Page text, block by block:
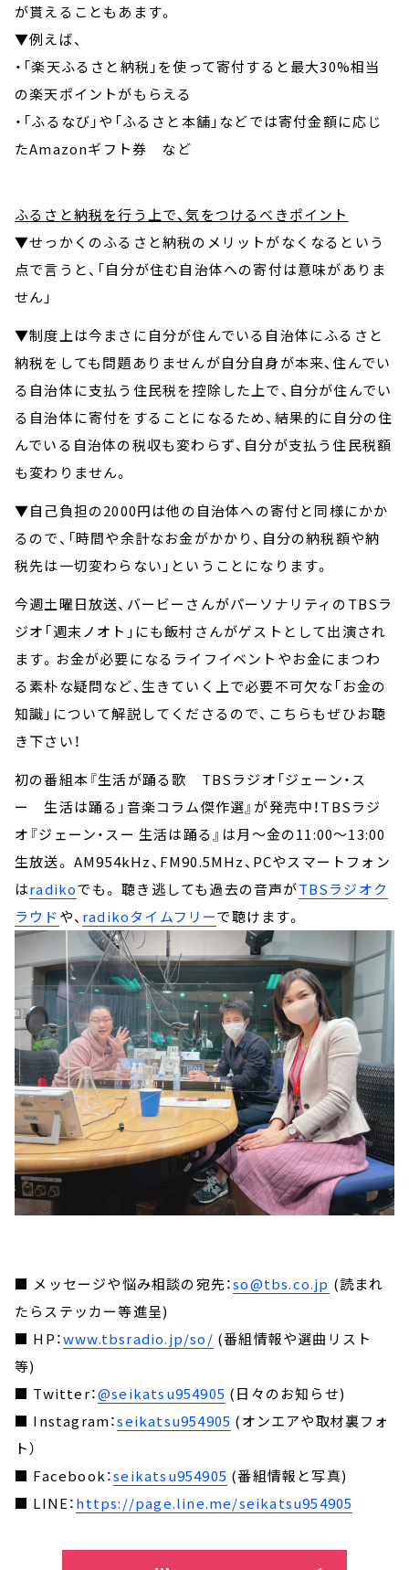
が貰えることもあます。
▼例えば、
・「楽天ふるさと納税」を使って寄付すると最大30%相当
の楽天ポイントがもらえる
・「ふるなび」や「ふるさと本舗」などでは寄付金額に応じ
たAmazonギフト券 など
ふるさと納税を行う上で、気をつけるべきポイント
▼せっかくのふるさと納税のメリットがなくなるという
点で言うと、「自分が住む自治体への寄付は意味がありま
せん」
▼制度上は今まさに自分が住んでいる自治体にふるさと
納税をしても問題ありませんが自分自身が本来、住んでい
る自治体に支払う住民税を控除した上で、自分が住んでい
る自治体に寄付をすることになるため、結果的に自分の住
んでいる自治体の税収も変わらず、自分が支払う住民税額
も変わりません。
▼自己負担の2000円は他の自治体への寄付と同様にかか
るので、「時間や余計なお金がかかり、自分の納税額や納
税先は一切変わらない」ということになります。
今週土曜日放送、バービーさんがパーソナリティのTBSラ
ジオ「週末ノオト」にも飯村さんがゲストとして出演され
ます。お金が必要になるライフイベントやお金にまつわ
る素朴な疑問など、生きていく上で必要不可欠な「お金の
知識」について解説してくださるので、こちらもぜひお聴
き下さい！
初の番組本『生活が踊る歌 TBSラジオ「ジェーン・ス
ー 生活は踊る」音楽コラム傑作選』が発売中！TBSラジ
オ『ジェーン・スー 生活は踊る』は月～金の11:00～13:00
生放送。 AM954kHz、FM90.5MHz、PCやスマートフォン
はradikoでも。 聴き逃しても過去の音声がTBSラジオク
ラウド や、 radikoタイムフリーで聴けます。
■ メッセージや悩み相談の宛先：so@tbs.co.jp (読まれ
たらステッカー等進呈)
■ HP：www.tbsradio.jp/so/ (番組情報や選曲リスト
等)
■ Twitter：@seikatsu954905 (日々のお知らせ)
■ Instagram：seikatsu954905 (オンエアや取材裏フォ
ト）
■ Facebook：seikatsu954905 (番組情報と写真)
■ LINE：https://page.line.me/seikatsu954905